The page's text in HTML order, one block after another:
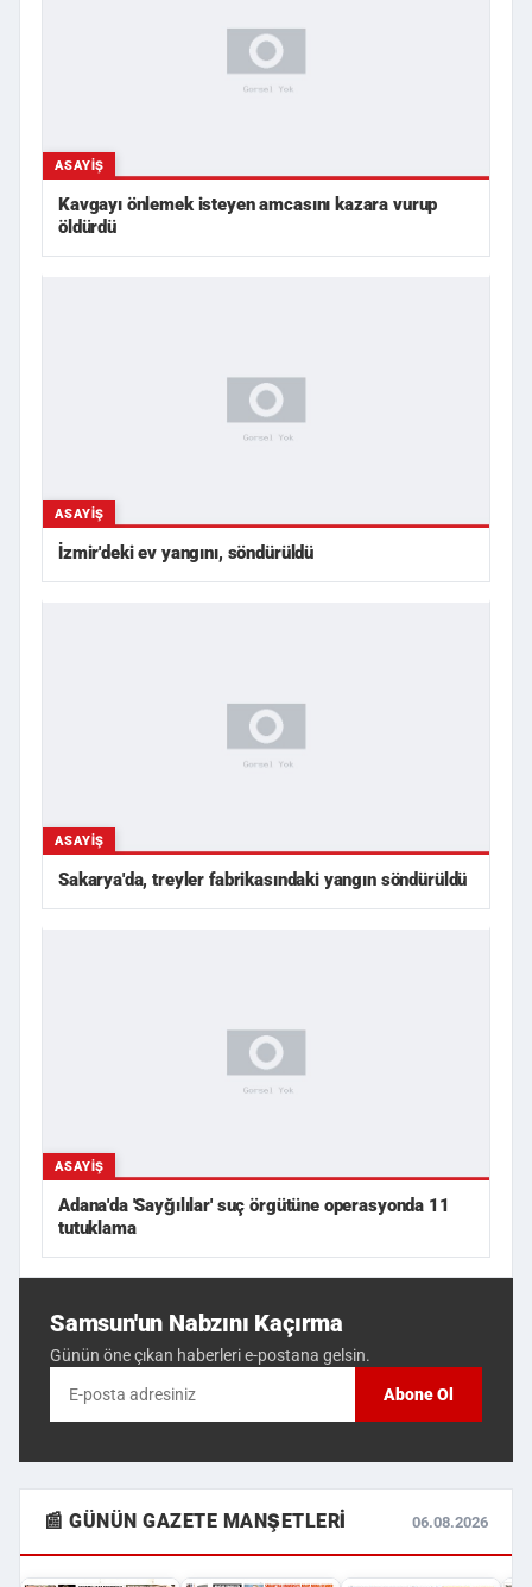
ASAYIŞ
Kavgayı önlemek isteyen amcasını kazara vurup
öldürdü
ASAYIŞ
İzmir'deki ev yangını, söndürüldü
ASAYIŞ
Sakarya'da, treyler fabrikasındaki yangın söndürüldü
ASAYIŞ
Adana'da 'Sayğılılar' suç örgütüne operasyonda 11
tutuklama
Samsun'un Nabzını Kaçırma
Günün öne çıkan haberleri e-postana gelsin.
Abone Ol
📰 GÜNÜN GAZETE MANŞETLERI 06.08.2026